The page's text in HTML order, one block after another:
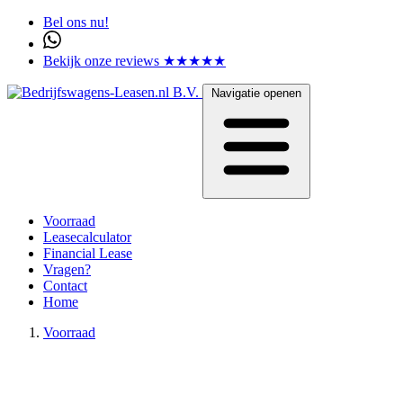
Bel ons nu!
Bekijk onze reviews ★★★★★
Navigatie openen
Voorraad
Leasecalculator
Financial Lease
Vragen?
Contact
Home
Voorraad